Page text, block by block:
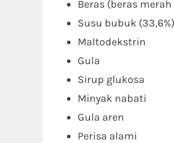
Beras (beras merah
Susu bubuk (33,6%)
Maltodekstrin
Gula
Sirup glukosa
Minyak nabati
Gula aren
Perisa alami